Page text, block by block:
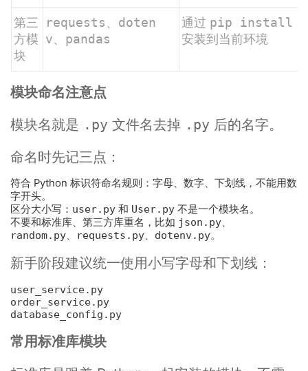
第三
方模
块
requests、 doten
v、 pandas
通过 pip install
安装到当前环境
模块命名注意点
模块名就是 .py 文件名去掉 .py 后的名字。
命名时先记三点：
符合 Python 标识符命名规则：字母、数字、下划线，不能用数
字开头。
区分大小写： user.py 和 User.py 不是一个模块名。
不要和标准库、第三方库重名，比如 json.py、
random.py、 requests.py、 dotenv.py。
新手阶段建议统一使用小写字母和下划线：
user_service.py
order_service.py
常用标准库模块